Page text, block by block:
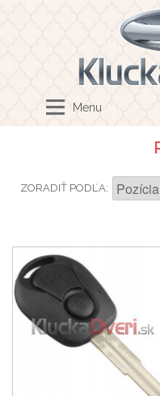
Menu
ZORADIŤ PODĽA